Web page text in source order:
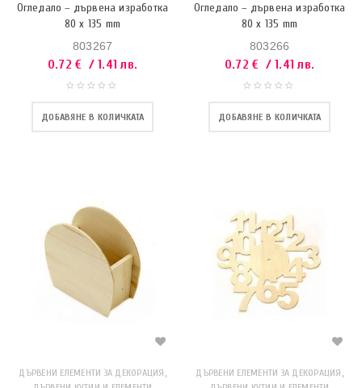
Огледало – дървена изработка
80 x 135 mm
803267
0.72€ / 1.41 лв.
ДОБАВЯНЕ В КОЛИЧКАТА
Огледало – дървена изработка
80 x 135 mm
803266
0.72€ / 1.41 лв.
ДОБАВЯНЕ В КОЛИЧКАТА
ДЪРВЕНИ ЕЛЕМЕНТИ ЗА ДЕКОРАЦИЯ , ДЪРВЕНИ ЕЛЕМЕНТИ ЗА ДЕКОРАЦИЯ ,